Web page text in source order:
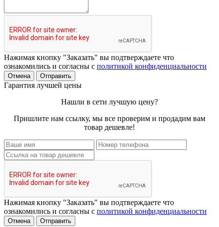
Нажимая кнопку "Заказать" вы подтверждаете что
ознакомились и согласны с политикой конфиденциальности
Отмена Отправить
Гарантия лучшей цены
Нашли в сети лучшую цену?
Пришлите нам ссылку, мы все проверим и продадим вам
товар дешевле!
Нажимая кнопку "Заказать" вы подтверждаете что
ознакомились и согласны с политикой конфиденциальности
Отмена Отправить